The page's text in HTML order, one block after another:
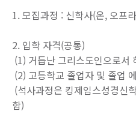
1. 모집과정 : 신학사(온, 오프
2. 입학 자격(공통)
(1) 거듭난 그리스도인으로서
(2) 고등학교 졸업자 및 졸업
(석사과정은 킹제임스성경신
함)